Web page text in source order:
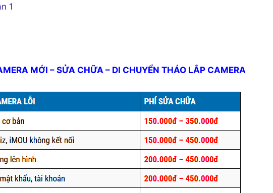
1
MỚI – SỬA CHỮA – DI CHUYỂN THÁO LẮP CAMERA